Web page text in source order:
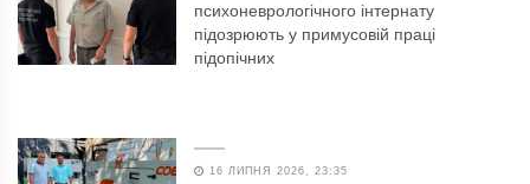
психоневрологічного інтернату
підозрюють у примусовій праці
підопічних
16 ЛИПНЯ 2026, 23:35